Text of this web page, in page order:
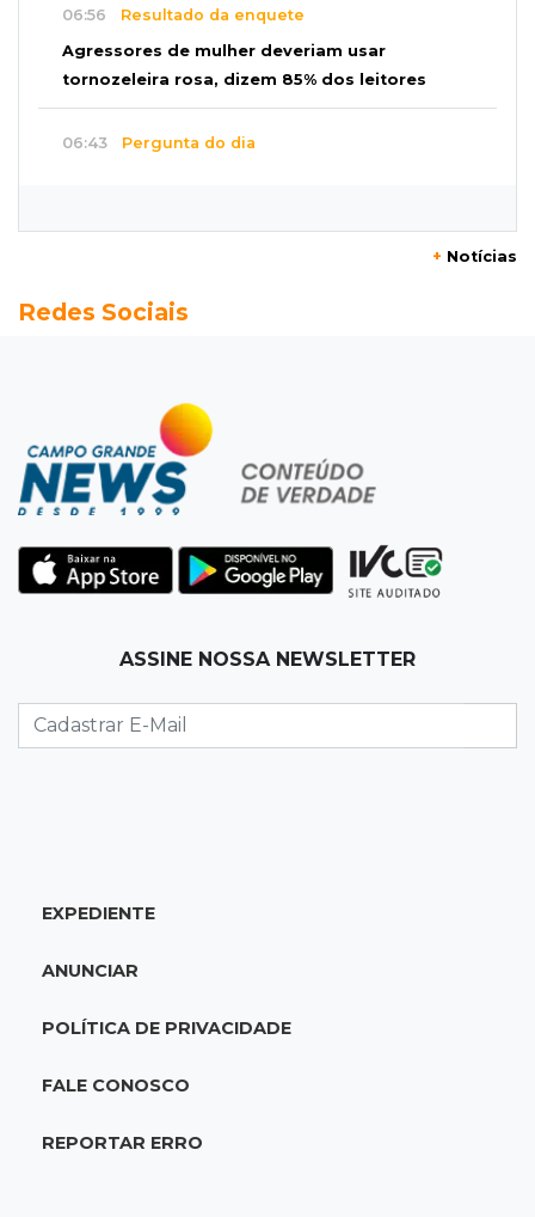
06:56 Resultado da enquete
Agressores de mulher deveriam usar
tornozeleira rosa, dizem 85% dos leitores
06:43 Pergunta do dia
MP vai investigar adesão a programa de
Artigos
Quando as instituições viram estúdio
06:25Dourados
em caminhão estacionado
Instabilidade avança sobre MS nesta sexta e
Como milagre, corredor da Santa Casa
Ladrão invade casa e sai com televisão nos
+ Notícias
Redes Sociais
ASSINE NOSSA NEWSLETTER
EXPEDIENTE
ANUNCIAR
POLÍTICA DE PRIVACIDADE
FALE CONOSCO
REPORTAR ERRO